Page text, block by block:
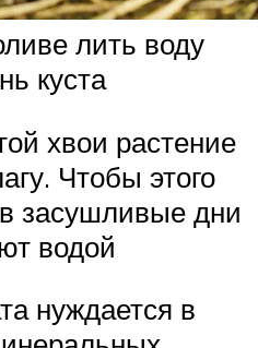
лить воду
куста
хвои растение
Чтобы этого
засушливые дни
водой
нуждается в